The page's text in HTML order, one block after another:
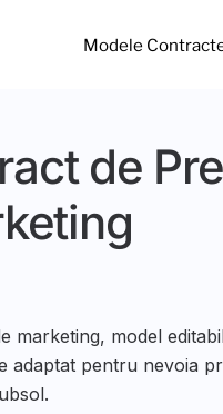
Modele
de
marketing, model
adaptat pentru nevoia